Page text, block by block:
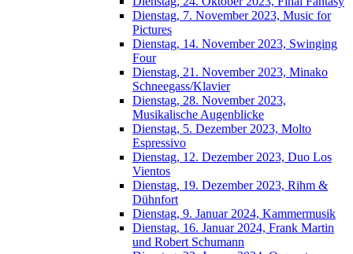
Dienstag, 7. November 2023, Music for
Pictures
Dienstag, 14. November 2023, Swinging
Four
Dienstag, 21. November 2023, Minako
Schneegass/Klavier
Dienstag, 28. November 2023,
Musikalische Augenblicke
Dienstag, 5. Dezember 2023, Molto
Espressivo
Dienstag, 12. Dezember 2023, Duo Los
Vientos
Dienstag, 19. Dezember 2023, Rihm &
Dühnfort
Dienstag, 9. Januar 2024, Kammermusik
Dienstag, 16. Januar 2024, Frank Martin
und Robert Schumann